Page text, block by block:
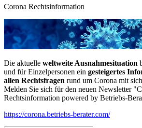
Corona Rechtsinformation
Die aktuelle weltweite Ausnahmesituation
und für Einzelpersonen ein gesteigertes
allen Rechtsfragen rund um Corona mit
Melden Sie sich für den neuen Newsletter
Rechtsinformation powered by Betriebs-
https://corona.betriebs-berater.com/